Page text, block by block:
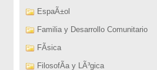
EspaÃ±ol
Familia y Desarrollo Comunitario
FÃ­sica
FilosofÃ­a y LÃ³gica